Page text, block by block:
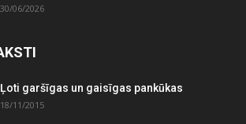
30/06/2026
Ļoti garšīgas un gaisīgas pankūkas
18/11/2015